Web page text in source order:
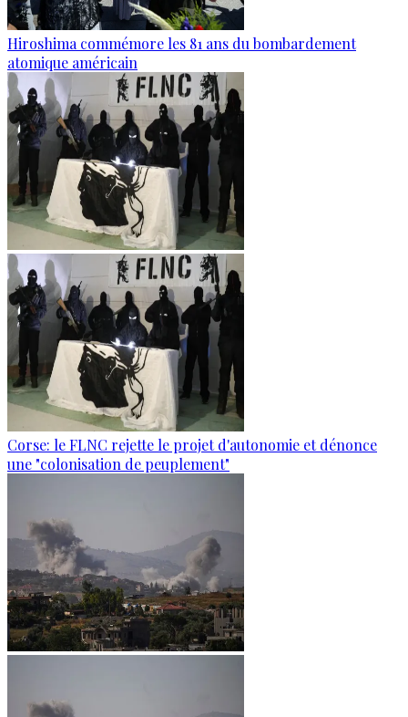
Hiroshima commémore les 81 ans du bombardement
atomique américain
Corse: le FLNC rejette le projet d'autonomie et dénonce
une "colonisation de peuplement"